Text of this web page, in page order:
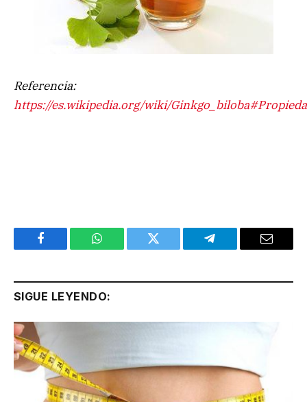
Referencia:
https://es.wikipedia.org/wiki/
Facebook WhatsApp Twitter Telegram Email
SIGUE LEYENDO: